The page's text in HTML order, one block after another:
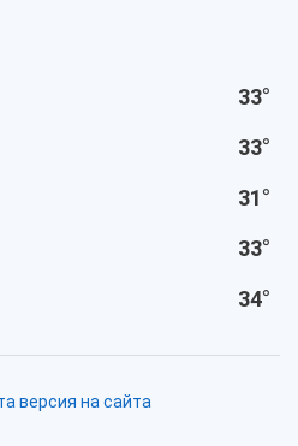
33°
33°
31°
33°
34°
версия на сайта